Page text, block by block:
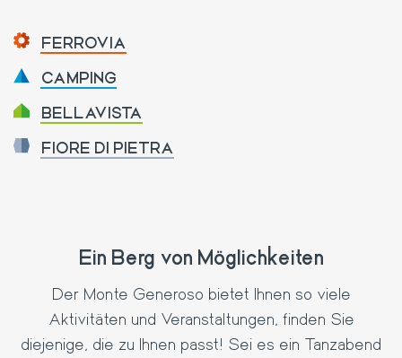
FERROVIA
CAMPING
BELLAVISTA
FIORE DI PIETRA
Ein Berg von Möglichkeiten
Der Monte Generoso bietet Ihnen so viele
Aktivitäten und Veranstaltungen, finden Sie
diejenige, die zu Ihnen passt! Sei es ein Tanzabend